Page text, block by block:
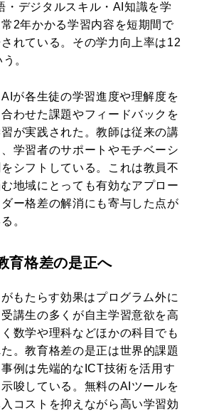
・デジタルスキル・AI知識を学
2年かかる学習内容を短期間で
れている。その学力向上率は12
。
が各生徒の学習進度や理解度を
わせた課題やフィードバックを
が実践された。教師は従来の講
学習者のサポートやモチベーシ
シフトしている。これは教員不
地域にとっても有効なアプロー
ー格差の解消にも寄与した点が
。
格差の是正へ
もたらす効果はプログラム外に
講生の多くが自主学習意欲を高
数学や理科などほかの科目でも
。教育格差の是正は世界的課題
例は先端的なICT技術を活用す
唆している。無料のAIツールを
コストを抑えながら高い学習効